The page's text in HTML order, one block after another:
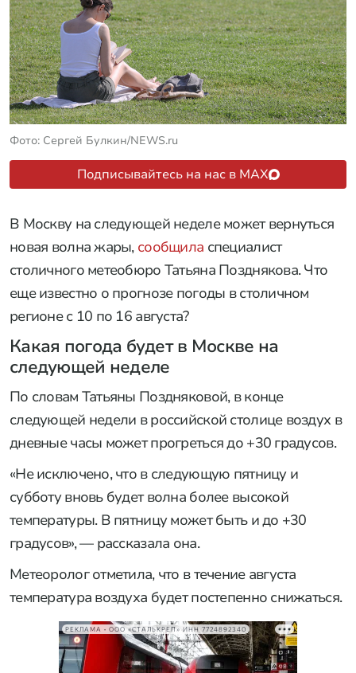
Фото: Сергей Булкин/NEWS.ru
Подписывайтесь на нас в MAX
В Москву на следующей неделе может вернуться
новая волна жары, сообщила специалист
столичного метеобюро Татьяна Позднякова. Что
еще известно о прогнозе погоды в столичном
регионе с 10 по 16 августа?
Какая погода будет в Москве на
следующей неделе
По словам Татьяны Поздняковой, в конце
следующей недели в российской столице воздух в
дневные часы может прогреться до +30 градусов.
«Не исключено, что в следующую пятницу и
субботу вновь будет волна более высокой
температуры. В пятницу может быть и до +30
градусов», — рассказала она.
Метеоролог отметила, что в течение августа
температура воздуха будет постепенно снижаться.
РЕКЛАМА • ООО «СТАЛЬКРЕП» ИНН 7724892340